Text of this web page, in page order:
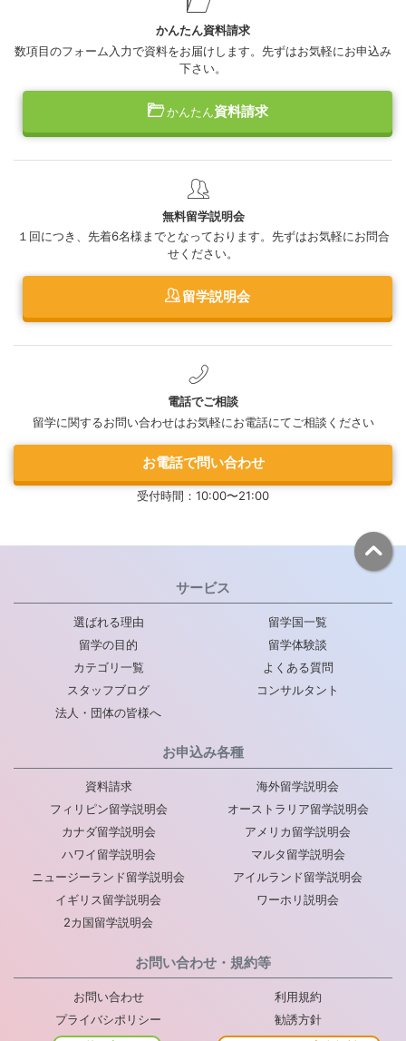
かんたん資料請求
数項目のフォーム入力で資料をお届けします。先ずはお気軽にお申込み
下さい。
かんたん資料請求
無料留学説明会
１回につき、先着6名様までとなっております。先ずはお気軽にお問合
せください。
留学説明会
電話でご相談
留学に関するお問い合わせはお気軽にお電話にてご相談ください
お電話で問い合わせ
受付時間：10:00〜21:00
サービス
選ばれる理由
留学国一覧
留学の目的
留学体験談
カテゴリ一覧
よくある質問
スタッフブログ
コンサルタント
法人・団体の皆様へ
お申込み各種
資料請求
海外留学説明会
フィリピン留学説明会
オーストラリア留学説明会
カナダ留学説明会
アメリカ留学説明会
ハワイ留学説明会
マルタ留学説明会
ニュージーランド留学説明会
アイルランド留学説明会
イギリス留学説明会
ワーホリ説明会
2カ国留学説明会
お問い合わせ・規約等
お問い合わせ
利用規約
プライバシポリシー
勧誘方針